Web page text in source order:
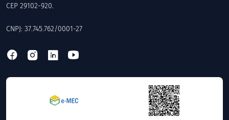
CEP 29102-920.
CNPJ: 37.745.762/0001-27